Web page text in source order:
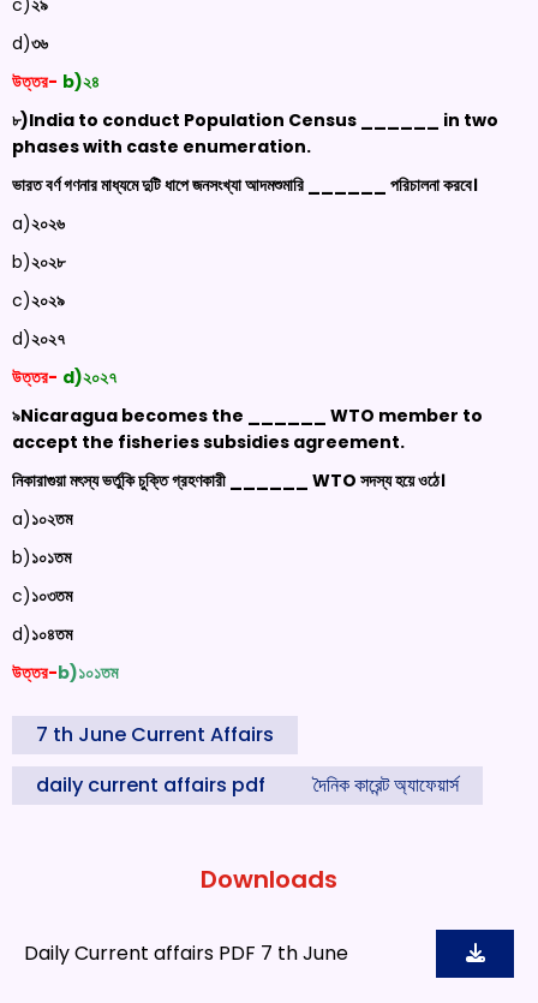
d)৩৬
উত্তর- b)২৪
৮)India to conduct Population Census ______ in two
phases with caste enumeration.
ভারত বর্ণ গণনার মাধ্যমে দুটি ধাপে জনসংখ্যা আদমশুমারি ______ পরিচালনা করবে।
a)২০২৬
b)২০২৮
c)২০২৯
d)২০২৭
উত্তর- d)২০২৭
৯Nicaragua becomes the ______ WTO member to
accept the fisheries subsidies agreement.
নিকারাগুয়া মৎস্য ভর্তুকি চুক্তি গ্রহণকারী ______ WTO সদস্য হয়ে ওঠে।
a)১০২তম
b)১০১তম
c)১০৩তম
d)১০৪তম
উত্তর-b)১০১তম
7 th June Current Affairs
daily current affairs pdf
দৈনিক কারেন্ট অ্যাফেয়ার্স
Downloads
Daily Current affairs PDF 7 th June